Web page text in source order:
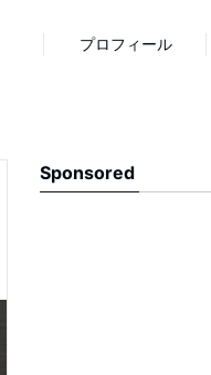
プロフィール
Sponsored